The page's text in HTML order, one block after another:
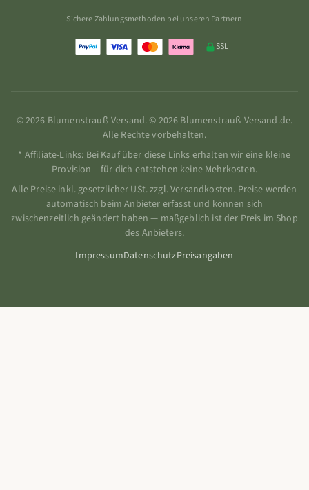
Sichere Zahlungsmethoden bei unseren Partnern
SSL
© 2026 Blumenstrauß-Versand. © 2026 Blumenstrauß-Versand.de.
Alle Rechte vorbehalten.
* Affiliate-Links: Bei Kauf über diese Links erhalten wir eine kleine
Provision – für dich entstehen keine Mehrkosten.
Alle Preise inkl. gesetzlicher USt. zzgl. Versandkosten. Preise werden
automatisch beim Anbieter erfasst und können sich
zwischenzeitlich geändert haben — maßgeblich ist der Preis im Shop
des Anbieters.
ImpressumDatenschutzPreisangaben